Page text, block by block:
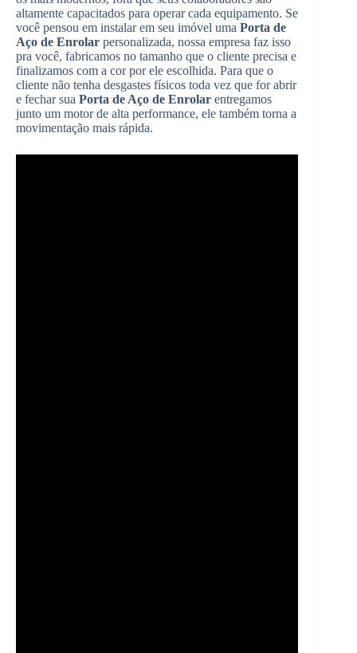
altamente capacitados para operar cada equipamento. Se
você pensou em instalar em seu imóvel uma Porta de
Aço de Enrolar personalizada, nossa empresa faz isso
pra você, fabricamos no tamanho que o cliente precisa e
finalizamos com a cor por ele escolhida. Para que o
cliente não tenha desgastes físicos toda vez que for abrir
e fechar sua Porta de Aço de Enrolar entregamos
junto um motor de alta performance, ele também torna a
movimentação mais rápida.